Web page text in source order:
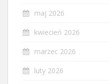
maj 2026
kwiecień 2026
marzec 2026
luty 2026